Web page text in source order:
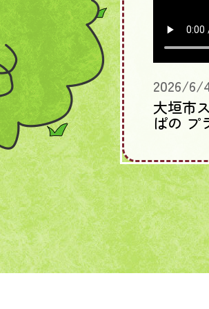
2026/6/
大垣市
ぱの プ